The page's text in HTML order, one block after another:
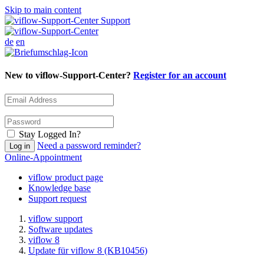
Skip to main content
Support
de en
New to viflow-Support-Center? Register for an account
Stay Logged In?
Need a password reminder?
Online-Appointment
viflow product page
Knowledge base
Support request
viflow support
Software updates
viflow 8
Update für viflow 8 (KB10456)